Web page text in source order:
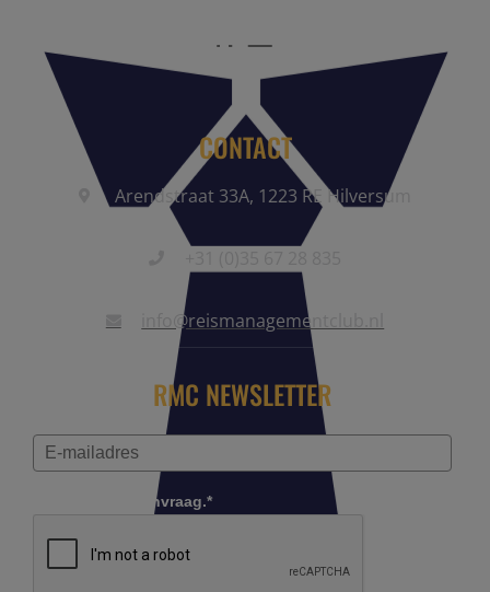
CONTACT
Arendstraat 33A, 1223 RE Hilversum
info@reismanagementclub.nl
RMC NEWSLETTER
Controleer je aanvraag.*